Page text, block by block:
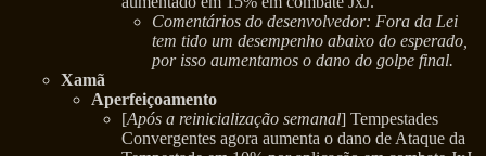
Comentários do desenvolvedor: Fora da Lei
tem tido um desempenho abaixo do esperado,
por isso aumentamos o dano do golpe final.
Xamã
Aperfeiçoamento
[Após a reinicialização semanal] Tempestades
Convergentes agora aumenta o dano de Ataque da